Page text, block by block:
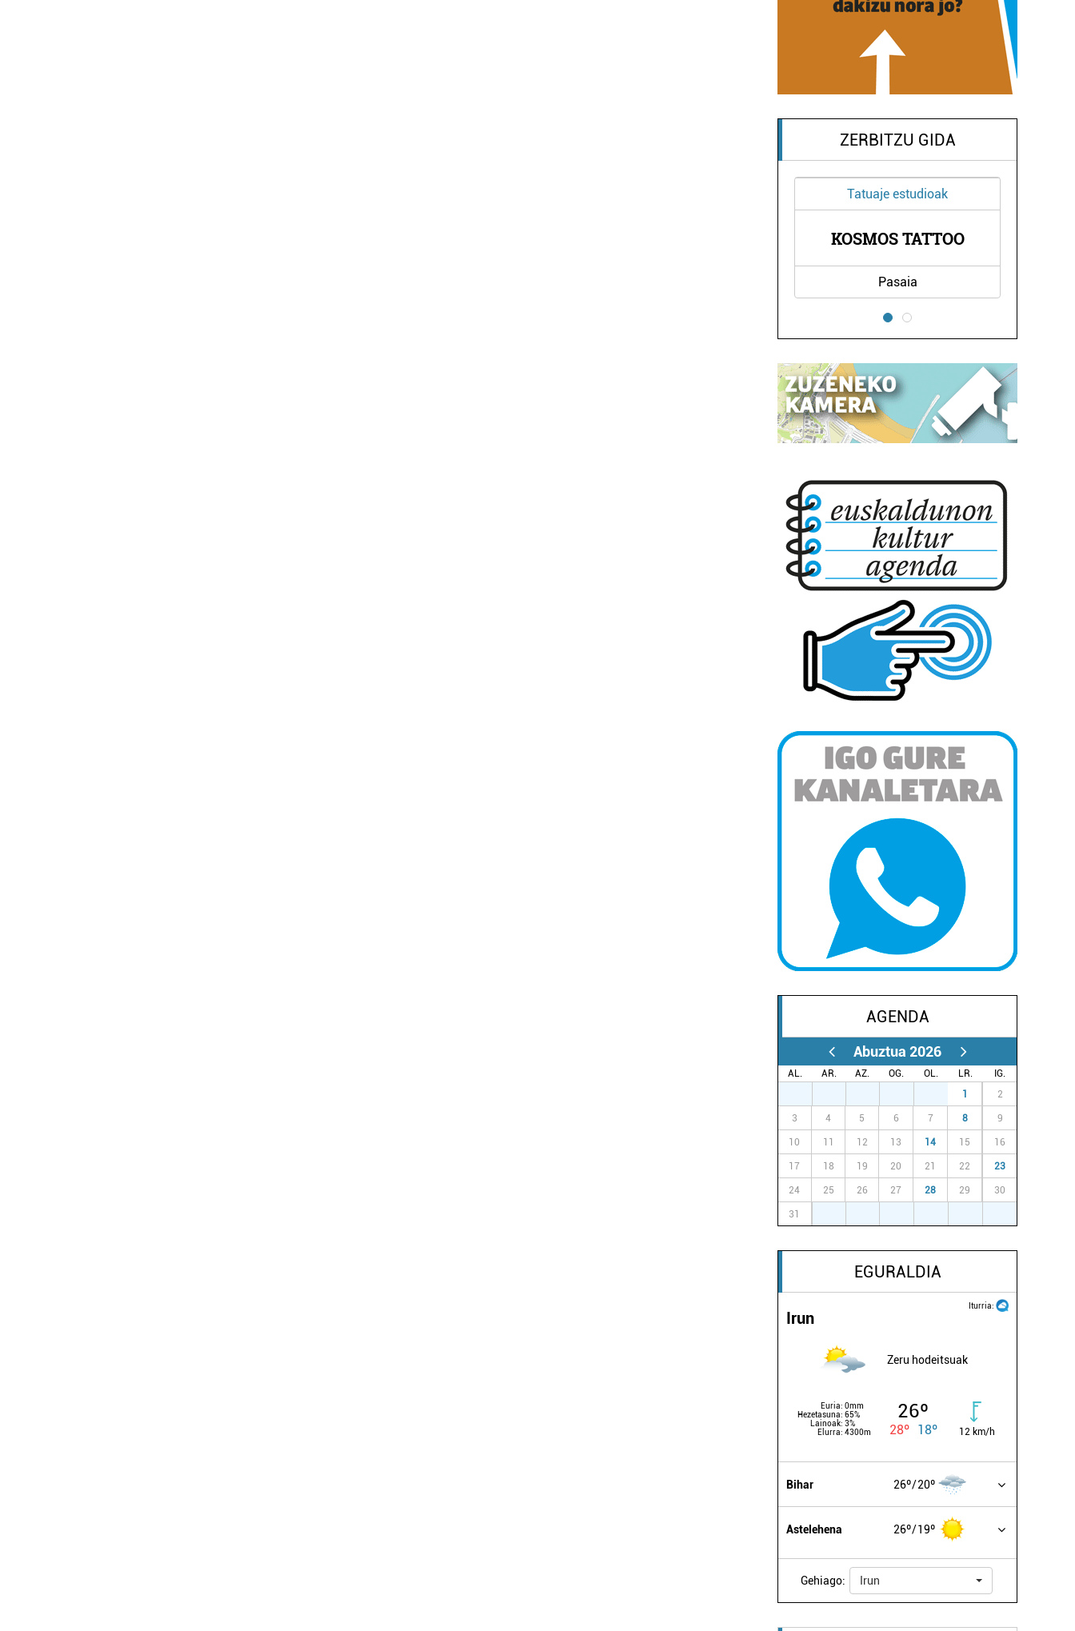
ZERBITZU GIDA
Tatuaje estudioak
KOSMOS TATTOO
Pasaia
AGENDA
Abuztua 2026
AL. AR. AZ. OG. OL. LR.
IG.
1 2
3 4 5 6 7 8 9
10 11 12 13 14 15 16
17 18 19 20 21 22 23
24 25 26 27 28 29 30
31
EGURALDIA
Iturria:
Irun
Zeru hodeitsuak
Euria: 0mm
Hezetasuna: 65%
Lainoak: 3%
Elurra: 4300m
26º
28º 18º 12 km/h
Bihar 26º 20º
Astelehena 26º 19º
Gehiago: Irun